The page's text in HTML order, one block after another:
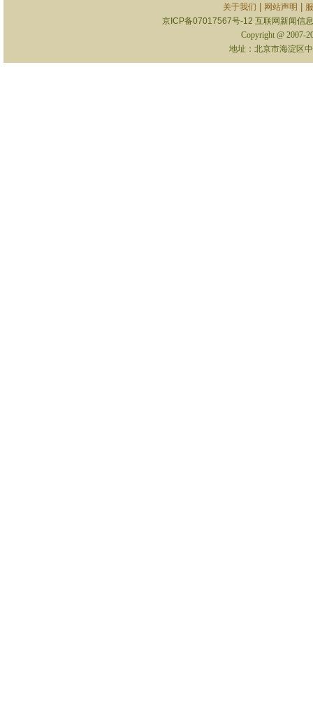
关于我们 网站声明
京ICP备07017567号-12 互联网新闻信
Copyright @ 2007-
地址：北京市海淀区